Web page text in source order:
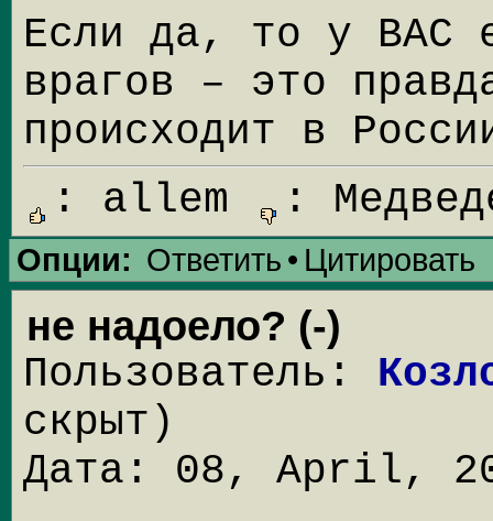
Если да, то у ВАС
врагов – это
происходит в
: allem
:
Опции: Ответить • Цитировать
не надоело? (-)
Пользователь:
скрыт)
Дата: 08, April,